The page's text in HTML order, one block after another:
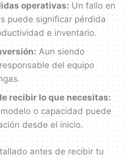
operativas: Un fallo en
puede significar pérdida
e inventario.
Aun siendo
del equipo
recibir lo que necesitas:
o capacidad puede
desde el inicio.
antes de recibir tu